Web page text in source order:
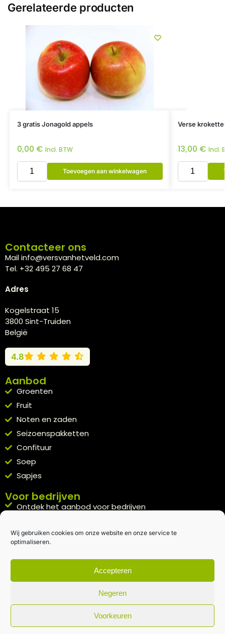
Wij gebruiken cookies om onze website en onze service te
optimaliseren.
Accepteren
Negeren
Voorkeuren
Gerelateerde producten
3 gratis Jonagold appels
0,00 € Incl. BTW
Toevoegen aan winkelwagen
Verse
13,00 € Incl.
Contacteer ons
Mail info@versvanhetveld.com
Tel. +32 495 27 68 47
Adres
Kogelstraat 15
3800 Sint-Truiden
België
4.8
Aanbod
Groenten
Fruit
Noten en zaden
Seizoenspakketten
Confituur
Soep
Sapjes
Voor bedrijven
Ontdek het aanbod voor bedrijven
Kennismakingspakket aanvragen
Blijft op de hoogte
Rechtstreeks van het veld naar je inbox.
Inschrijven nieuwsbrief
Algemene voorwaarden|Privacybeleid| gemaakt met door